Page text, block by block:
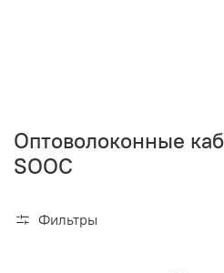
Оптоволоконные
SOOC
Фильтры